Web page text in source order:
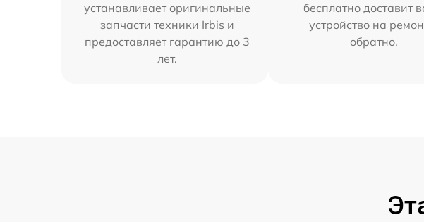
устанавливает оригинальные
запчасти техники Irbis и
предоставляет гарантию до 3
лет.
бесплатно доставит
устройство на
обратно.